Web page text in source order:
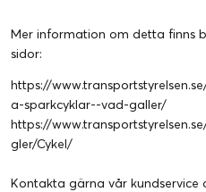
Mer information om detta finns
sidor:
https://
a-sparkcyklar--vad-galler/
https://
gler/Cykel/
Kontakta gärna vår kundservice